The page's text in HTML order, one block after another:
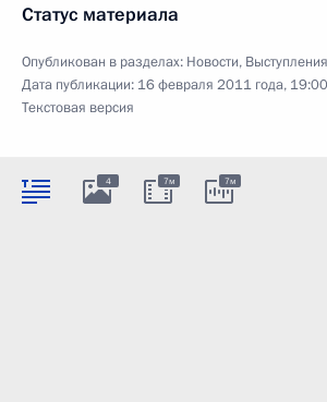
Статус материала
Опубликован в разделах: Новости,
Дата публикации: 16 февраля 2011 года, 19:00
Текстовая версия
4 7м 7м